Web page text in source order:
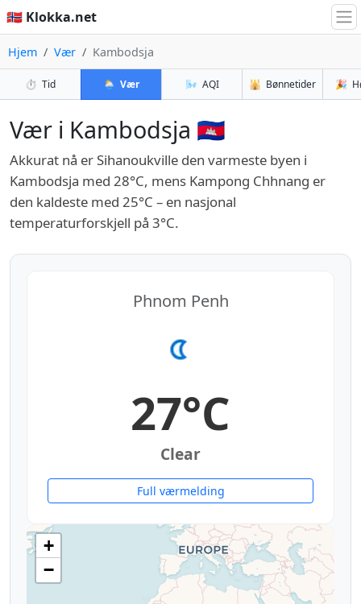
🇳🇴 Klokka.net
Hjem Vær Kambodsja
⏱️ Tid 🌦️ Vær 🌬️ AQI 🕌 Bønnetider 🎉
Vær i Kambodsja 🇰🇭
Akkurat nå er Sihanoukville den varmeste byen i
Kambodsja med 28°C, mens Kampong Chhnang er
den kaldeste med 25°C – en nasjonal
temperaturforskjell på 3°C.
Phnom Penh
27°C
Clear
Full værmelding
+
−